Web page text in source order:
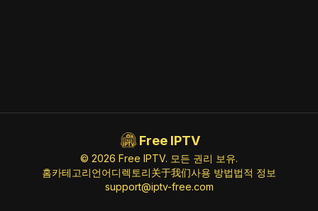
Free IPTV
© 2026 Free IPTV. 모든 권리 보유.
홈카테고리언어디렉토리关于我们사용 방법법적 정보
support@iptv-free.com